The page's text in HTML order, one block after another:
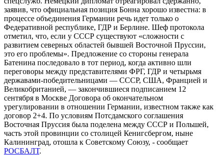
заявив, что официальная позиция Бонна хорошо известна: в
процессе объединения Германии речь идет только о
Федеративной республике, ГДР и Берлине. Шеф протокола
отметил, что, если у СССР существуют «сложности с
развитием северных областей бывшей Восточной Пруссии,
это его проблемы». Предложение со стороны генерала
Батенина последовало в тот период, когда активно шли
переговоры между представителями ФРГ, ГДР и четырьмя
державами-победительницами — СССР, США, Францией и
Великобританией, — закончившиеся подписанием 12
сентября в Москве Договора об окончательном
урегулировании в отношении Германии, известном также как
договор 2+4. По условиям Потсдамского соглашения
Восточная Пруссия была поделена между СССР и Польшей,
часть этой провинции со столицей Кенигсбергом, ныне
Калининград, отошла к Советскому Союзу, - сообщает
РОСБАЛТ.